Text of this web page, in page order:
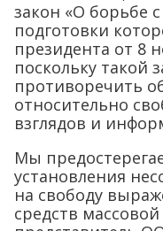
закон «О борьбе
подготовки
президента от 8
поскольку такой
противоречить
относительно
взглядов и
Мы
установления
на свободу
средств